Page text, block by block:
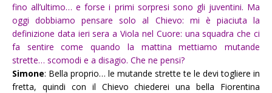
fino all’ultimo… e forse i primi sorpresi sono gli juventini. Ma
oggi dobbiamo pensare solo al Chievo: mi è piaciuta la
definizione data ieri sera a Viola nel Cuore: una squadra che ci
fa sentire come quando la mattina mettiamo mutande
strette… scomodi e a disagio. Che ne pensi?
Simone: Bella proprio… le mutande strette te le devi togliere in
fretta, quindi con il Chievo chiederei una bella Fiorentina